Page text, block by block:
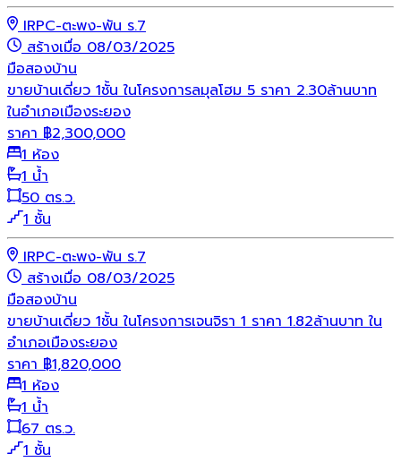
IRPC-ตะพง-พัน ร.7
สร้างเมื่อ 08/03/2025
มือสองบ้าน
ขายบ้านเดี่ยว 1ชั้น ในโครงการลมุลโฮม 5 ราคา 2.30ล้านบาท
ในอำเภอเมืองระยอง
ราคา ฿2,300,000
1 ห้อง
1 น้ำ
50 ตร.ว.
1 ชั้น
IRPC-ตะพง-พัน ร.7
สร้างเมื่อ 08/03/2025
มือสองบ้าน
ขายบ้านเดี่ยว 1ชั้น ในโครงการเจนจิรา 1 ราคา 1.82ล้านบาท ใน
อำเภอเมืองระยอง
ราคา ฿1,820,000
1 ห้อง
1 น้ำ
67 ตร.ว.
1 ชั้น